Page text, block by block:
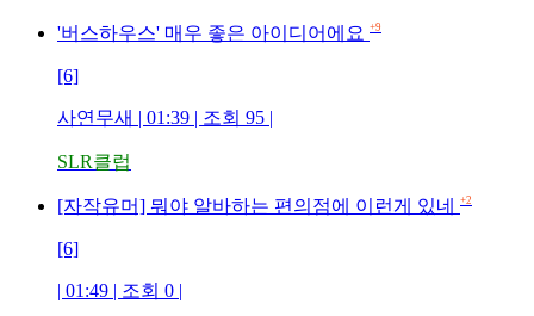
'버스하우스' 매우 좋은 아이디어에요 +9
[6]
사연무새 | 01:39 | 조회 95 |
SLR클럽
[자작유머] 뭐야 알바하는 편의점에 이런게 있네 +2
[6]
| 01:49 | 조회 0 |